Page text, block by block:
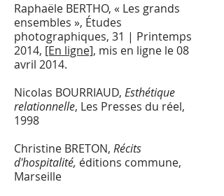
Raphaële BERTHO, « Les grands
ensembles », Études
photographiques, 31 | Printemps
2014, [En ligne], mis en ligne le 08
avril 2014.
Nicolas BOURRIAUD, Esthétique
relationnelle, Les Presses du réel,
1998
Christine BRETON, Récits
d'hospitalité, éditions commune,
Marseille